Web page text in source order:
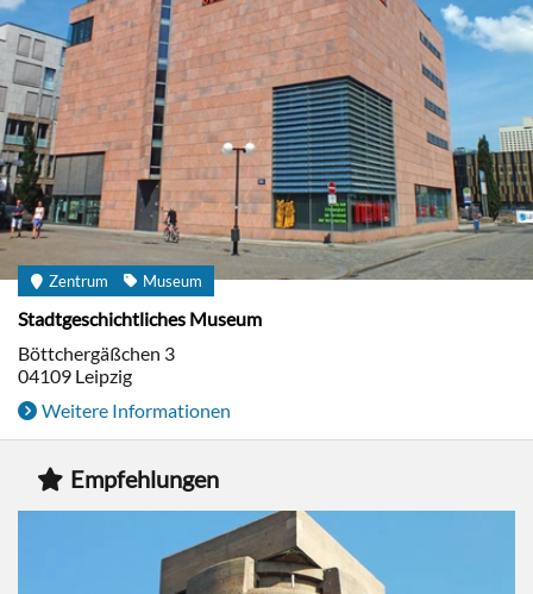
Zentrum Museum
Stadtgeschichtliches Museum
Böttchergäßchen 3
04109 Leipzig
Weitere Informationen
Empfehlungen